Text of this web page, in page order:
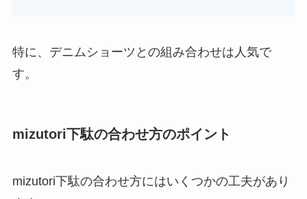
特に、デニムショーツとの組み合わせは人気で
す。
mizutori下駄の合わせ方のポイント
mizutori下駄の合わせ方にはいくつかの工夫があり